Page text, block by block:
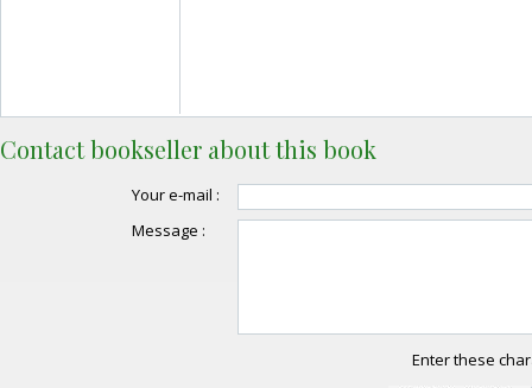
Contact bookseller about this book
Your e-mail :
Message :
Enter these